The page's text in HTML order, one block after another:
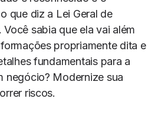
que diz a Lei Geral de
sabia que ela vai além
propriamente dita e
fundamentais para a
negócio? Modernize sua
riscos.